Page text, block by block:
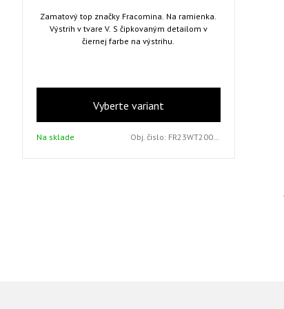
Zamatový top značky Fracomina. Na ramienka.
Výstrih v tvare V. S čipkovaným detailom v
čiernej farbe na výstrihu.
Vyberte variant
Na sklade Obj. čislo: FR23WT2006W597G1 R22 S